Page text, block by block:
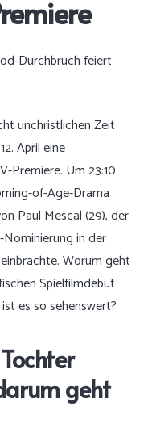
unchristlichen Zeit
April eine
Premiere. Um 23:10
of-Age-Drama
Paul Mescal (29), der
in der
Worum geht
Spielfilmdebüt
es so sehenswert?
geht